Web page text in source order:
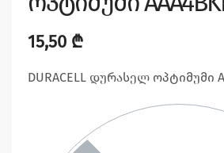
15,50 ₾
DURACELL დურასელ ოპტიმუმი